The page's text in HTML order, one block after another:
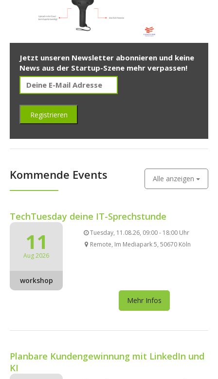
Jetzt unseren Newsletter abonnieren und keine
News aus der Startup-Szene mehr verpassen!
Kommende Events Alle anzeigen
TechTuesday deine IT-Sprechstunde
11
Aug 2026
workshop
Tuesday, 11.08.26, 09:00 - 18:00 Uhr
Remote, Im Mediapark 5, 50670 Köln
Mehr Infos
Planbare Kundengewinnung mit LinkedIn und
KI